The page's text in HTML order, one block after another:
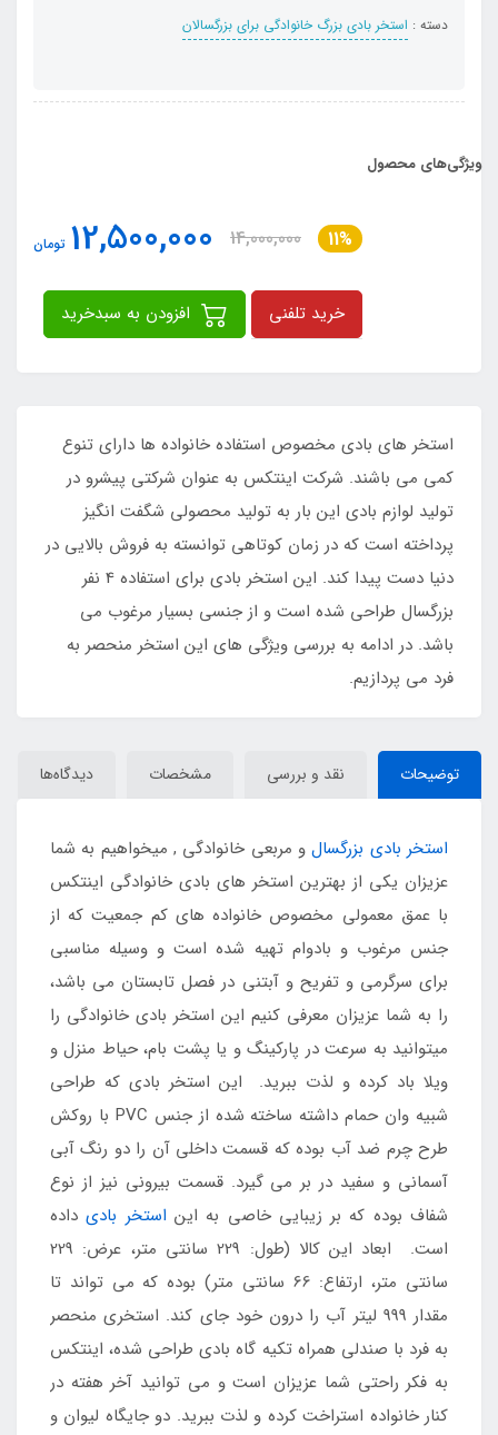
دسته : استخر بادی بزرگ خانوادگی برای بزرگسالان
ویژگی‌های محصول
11%
14,000,000
12,500,000 تومان
خرید تلفنی
استخر های بادی مخصوص استفاده خانواده ها دارای تنوع
کمی می باشند. شرکت اینتکس به عنوان شرکتی پیشرو در
تولید لوازم بادی این بار به تولید محصولی شگفت انگیز
پرداخته است که در زمان کوتاهی توانسته به فروش بالایی در
دنیا دست پیدا کند. این استخر بادی برای استفاده 4 نفر
بزرگسال طراحی شده است و از جنسی بسیار مرغوب می
باشد. در ادامه به بررسی ویژگی های این استخر منحصر به
فرد می پردازیم.
توضیحات نقد و بررسی مشخصات دیدگاه‌ها
استخر بادی بزرگسالو مربعی خانوادگی , میخواهیم به شما
عزیزان یکی از بهترین استخر های بادی خانوادگی اینتکس
با عمق معمولی مخصوص خانواده های کم جمعیت که از
جنس مرغوب و بادوام تهیه شده است و وسیله مناسبی
برای سرگرمی و تفریح و آبتنی در فصل تابستان می باشد،
را به شما عزیزان معرفی کنیم این استخر بادی خانوادگی را
میتوانید به سرعت در پارکینگ و یا پشت بام، حیاط منزل و
ویلا باد کرده و لذت ببرید. این استخر بادی که طراحی
شبیه وان حمام داشته ساخته شده از جنس PVC با روکش
طرح چرم ضد آب بوده که قسمت داخلی آن را دو رنگ آبی
آسمانی و سفید در بر می گیرد. قسمت بیرونی نیز از نوع
شفاف بوده که بر زیبایی خاصی به این استخر بادیداده
است. ابعاد این کالا (طول: 229 سانتی متر، عرض: 229
سانتی متر، ارتفاع: 66 سانتی متر) بوده که می تواند تا
مقدار 999 لیتر آب را درون خود جای کند. استخری منحصر
به فرد با صندلی همراه تکیه گاه بادی طراحی شده، اینتکس
به فکر راحتی شما عزیزان است و می توانید آخر هفته در
کنار خانواده استراخت کرده و لذت ببرید. دو جایگاه لیوان و